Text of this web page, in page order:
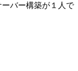
バー構築が１人で